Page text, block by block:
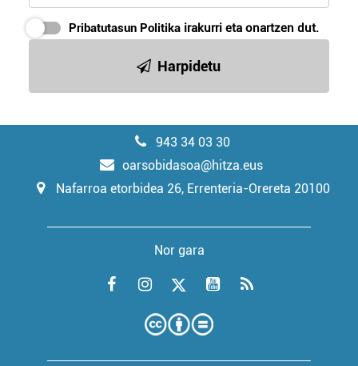
Pribatutasun Politika irakurri eta onartzen dut.
Harpidetu
943 34 03 30
oarsobidasoa@hitza.eus
Nafarroa etorbidea 26, Errenteria-Orereta 20100
Nor gara